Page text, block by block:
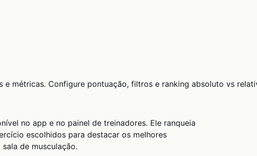
e métricas. Configure pontuação, filtros e ranking absoluto vs
no app e no painel de treinadores. Ele ranqueia
escolhidos para destacar os melhores
de musculação.